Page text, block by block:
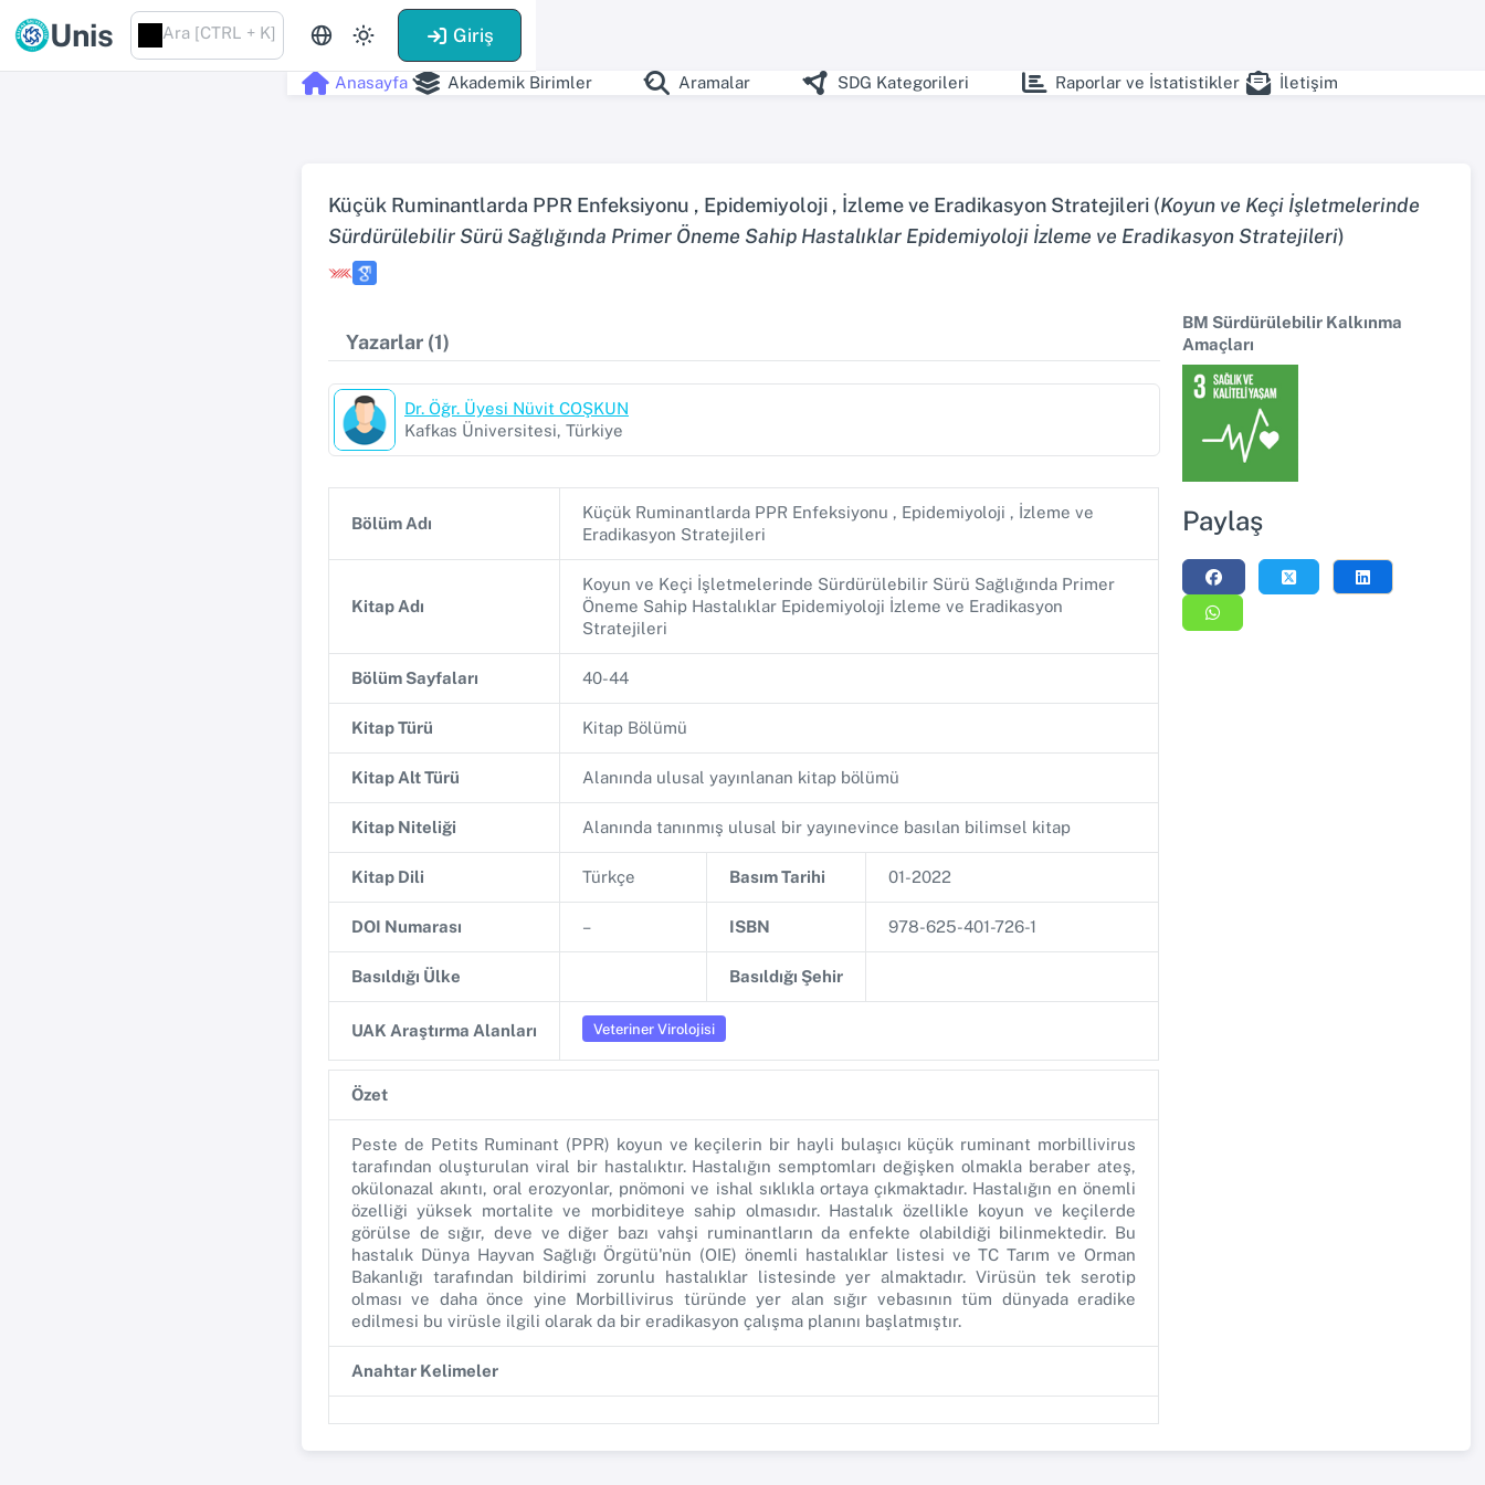
Unis Ara [CTRL + K] Giriş
Anasayfa Akademik Birimler Aramalar SDG Kategorileri Raporlar ve İstatistikler İletişim
Küçük Ruminantlarda PPR Enfeksiyonu , Epidemiyoloji , İzleme ve Eradikasyon Stratejileri (Koyun ve Keçi İşletmelerinde
Sürdürülebilir Sürü Sağlığında Primer Öneme Sahip Hastalıklar Epidemiyoloji İzleme ve Eradikasyon Stratejileri)
Yazarlar (1)
Dr. Öğr. Üyesi Nüvit COŞKUN
Kafkas Üniversitesi, Türkiye
Bölüm Adı
Küçük Ruminantlarda PPR Enfeksiyonu , Epidemiyoloji , İzleme ve
Eradikasyon Stratejileri
Kitap Adı
Koyun ve Keçi İşletmelerinde Sürdürülebilir Sürü Sağlığında Primer
Öneme Sahip Hastalıklar Epidemiyoloji İzleme ve Eradikasyon
Stratejileri
Bölüm Sayfaları 40-44
Kitap Türü Kitap Bölümü
Kitap Alt Türü Alanında ulusal yayınlanan kitap bölümü
Kitap Niteliği Alanında tanınmış ulusal bir yayınevince basılan bilimsel kitap
Kitap Dili Türkçe Basım Tarihi 01-2022
DOI Numarası – ISBN 978-625-401-726-1
Basıldığı Ülke Basıldığı Şehir
UAK Araştırma Alanları Veteriner Virolojisi
Özet
Peste de Petits Ruminant (PPR) koyun ve keçilerin bir hayli bulaşıcı küçük ruminant morbillivirus
tarafından oluşturulan viral bir hastalıktır. Hastalığın semptomları değişken olmakla beraber ateş,
okülonazal akıntı, oral erozyonlar, pnömoni ve ishal sıklıkla ortaya çıkmaktadır. Hastalığın en önemli
özelliği yüksek mortalite ve morbiditeye sahip olmasıdır. Hastalık özellikle koyun ve keçilerde
görülse de sığır, deve ve diğer bazı vahşi ruminantların da enfekte olabildiği bilinmektedir. Bu
hastalık Dünya Hayvan Sağlığı Örgütü'nün (OIE) önemli hastalıklar listesi ve TC Tarım ve Orman
Bakanlığı tarafından bildirimi zorunlu hastalıklar listesinde yer almaktadır. Virüsün tek serotip
olması ve daha önce yine Morbillivirus türünde yer alan sığır vebasının tüm dünyada eradike
edilmesi bu virüsle ilgili olarak da bir eradikasyon çalışma planını başlatmıştır.
Anahtar Kelimeler
BM Sürdürülebilir Kalkınma
Amaçları
Paylaş